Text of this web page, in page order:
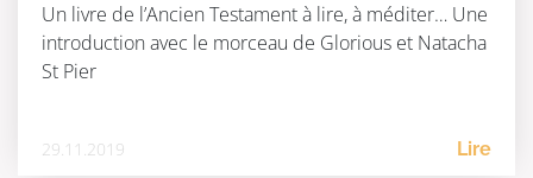
Un livre de l’Ancien Testament à lire, à méditer… Une
introduction avec le morceau de Glorious et Natacha
St Pier
29.11.2019 Lire